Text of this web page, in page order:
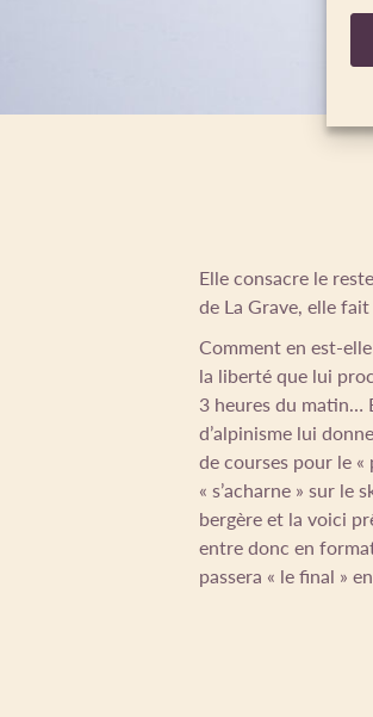
Elle consacre le
de La Grave, elle
Comment en est-
la liberté que lui
3 heures du matin…
d’alpinisme lui
de courses pour le
« s’acharne » sur le
bergère et la voici
entre donc en
passera « le final »